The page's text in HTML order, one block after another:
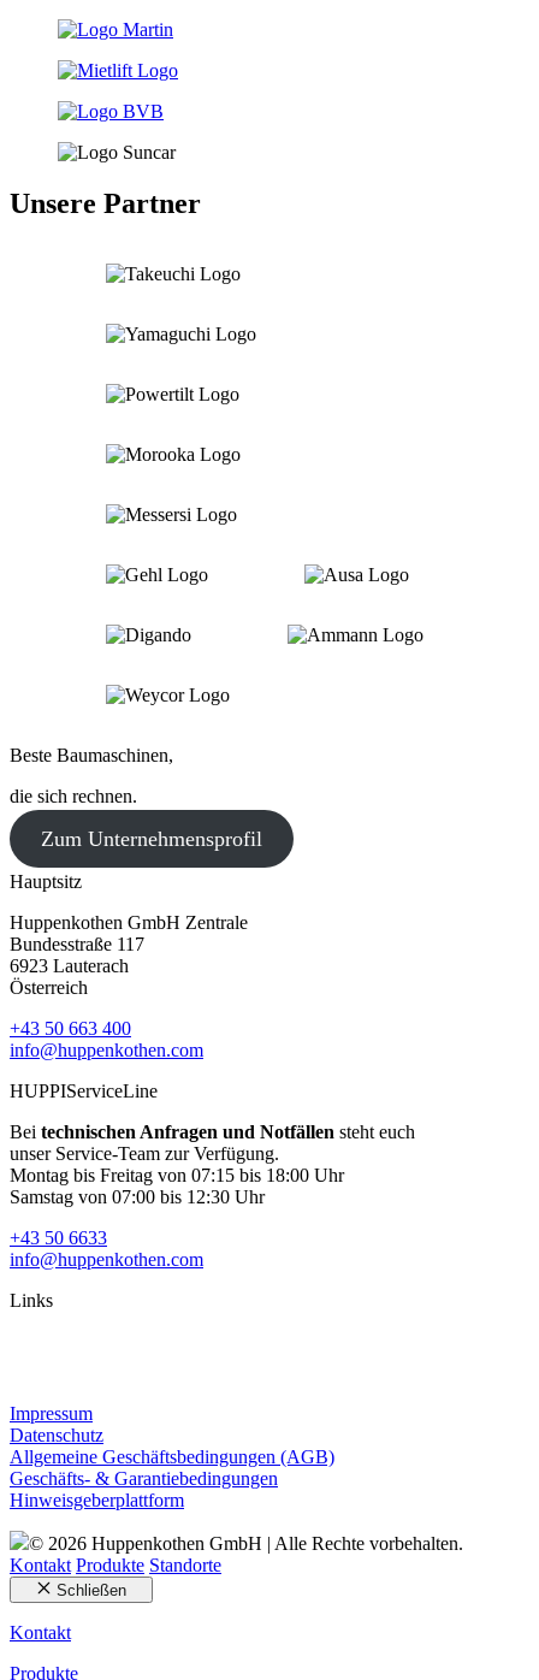
Unsere Partner
Beste Baumaschinen,
die sich rechnen.
Zum Unternehmensprofil
Hauptsitz
Huppenkothen GmbH Zentrale
Bundesstraße 117
6923 Lauterach
Österreich
+43 50 663 400
info@huppenkothen.com
HUPPIServiceLine
Bei technischen Anfragen und Notfällen steht euch
unser Service-Team zur Verfügung.
Montag bis Freitag von 07:15 bis 18:00 Uhr
Samstag von 07:00 bis 12:30 Uhr
+43 50 6633
info@huppenkothen.com
Links
Impressum
Datenschutz
Allgemeine Geschäftsbedingungen (AGB)
Geschäfts- & Garantiebedingungen
Hinweisgeberplattform
© 2026 Huppenkothen GmbH | Alle Rechte vorbehalten.
Kontakt Produkte Standorte
Schließen
Kontakt
Produkte